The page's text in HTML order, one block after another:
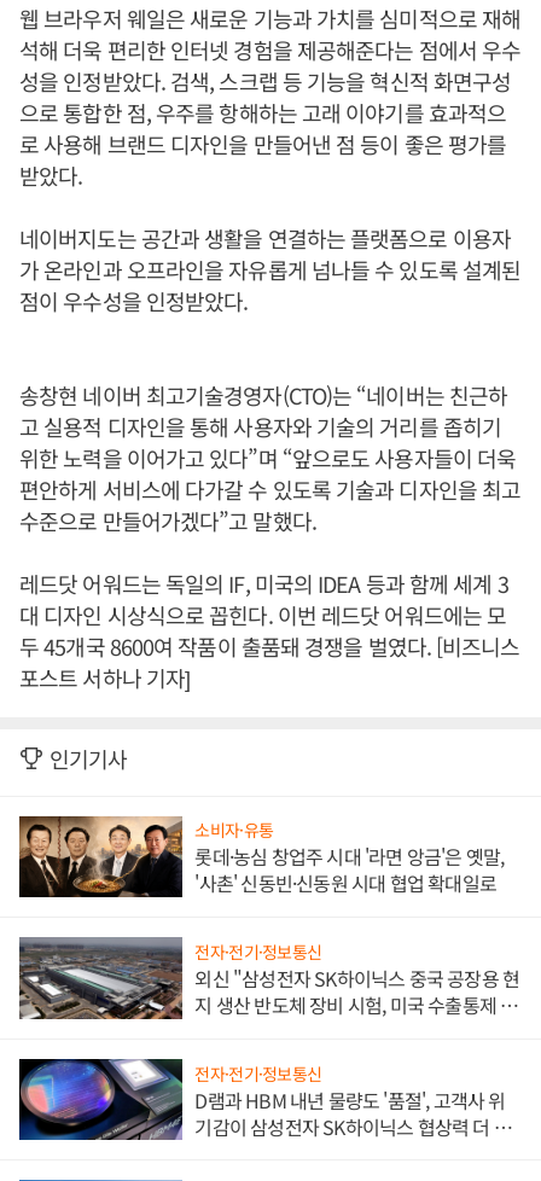
웹 브라우저 웨일은 새로운 기능과 가치를 심미적으로 재해
석해 더욱 편리한 인터넷 경험을 제공해준다는 점에서 우수
성을 인정받았다. 검색, 스크랩 등 기능을 혁신적 화면구성
으로 통합한 점, 우주를 항해하는 고래 이야기를 효과적으
로 사용해 브랜드 디자인을 만들어낸 점 등이 좋은 평가를
받았다.
네이버지도는 공간과 생활을 연결하는 플랫폼으로 이용자
가 온라인과 오프라인을 자유롭게 넘나들 수 있도록 설계된
점이 우수성을 인정받았다.
송창현 네이버 최고기술경영자(CTO)는 “네이버는 친근하
고 실용적 디자인을 통해 사용자와 기술의 거리를 좁히기
위한 노력을 이어가고 있다”며 “앞으로도 사용자들이 더욱
편안하게 서비스에 다가갈 수 있도록 기술과 디자인을 최고
수준으로 만들어가겠다”고 말했다.
레드닷 어워드는 독일의 IF, 미국의 IDEA 등과 함께 세계 3
대 디자인 시상식으로 꼽힌다. 이번 레드닷 어워드에는 모
두 45개국 8600여 작품이 출품돼 경쟁을 벌였다. [비즈니스
포스트 서하나 기자]
인기기사
소비자·유통
롯데·농심 창업주 시대 '라면 앙금'은 옛말,
'사촌' 신동빈·신동원 시대 협업 확대일로
전자·전기·정보통신
외신 "삼성전자 SK하이닉스 중국 공장용 현
지 생산 반도체 장비 시험, 미국 수출통제 대
전자·전기·정보통신
D램과 HBM 내년 물량도 '품절', 고객사 위
기감이 삼성전자 SK하이닉스 협상력 더 키